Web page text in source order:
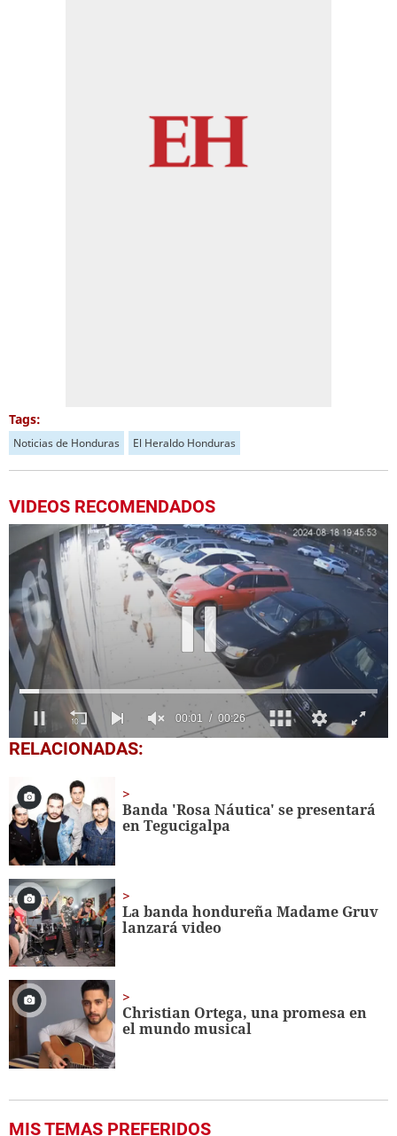
Tags:
Noticias de Honduras El Heraldo Honduras
VIDEOS RECOMENDADOS
0
seconds
26
seconds
RELACIONADAS:
Banda 'Rosa Náutica' se presentará
en Tegucigalpa
La banda hondureña Madame Gruv
lanzará video
Christian Ortega, una promesa en
el mundo musical
MIS TEMAS PREFERIDOS